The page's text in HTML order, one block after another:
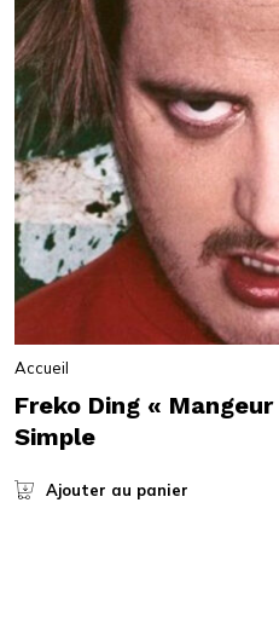
Accueil
Freko Ding «
Simple
Ajouter au panier